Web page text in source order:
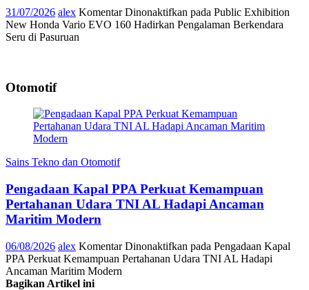
31/07/2026 alex Komentar Dinonaktifkan pada Public Exhibition
New Honda Vario EVO 160 Hadirkan Pengalaman Berkendara
Seru di Pasuruan
Otomotif
Sains Tekno dan Otomotif
Pengadaan Kapal PPA Perkuat Kemampuan
Pertahanan Udara TNI AL Hadapi Ancaman
Maritim Modern
06/08/2026 alex Komentar Dinonaktifkan pada Pengadaan Kapal
PPA Perkuat Kemampuan Pertahanan Udara TNI AL Hadapi
Ancaman Maritim Modern
Bagikan Artikel ini